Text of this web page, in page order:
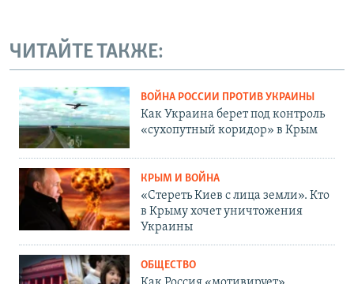
ЧИТАЙТЕ ТАКЖЕ:
ВОЙНА РОССИИ ПРОТИВ УКРАИНЫ
Как Украина берет под контроль
«сухопутный коридор» в Крым
КРЫМ И ВОЙНА
«Стереть Киев с лица земли». Кто
в Крыму хочет уничтожения
Украины
ОБЩЕСТВО